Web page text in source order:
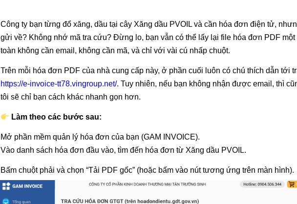
Công ty bạn từng đổ xăng, dầu tại cây Xăng dầu PVOIL và cần hóa đơn điện tử,
gửi về? Không nhớ mã tra cứu? Đừng lo, bạn vẫn có thể lấy lại file hóa đơn PDF một
toàn không cần email, không cần mã, và chỉ với vài cú nhấp chuột.
Trên mỗi hóa đơn PDF của nhà cung cấp này, ở phần cuối luôn có chú thích dẫn tới
https://e-invoice-tt78.vingroup.net/. Tuy nhiên, nếu bạn không nhận được email, thì
tôi sẽ chỉ bạn cách khác nhanh gọn hơn.
Làm theo các bước sau:
Mở phần mềm quản lý hóa đơn của bạn (GAM INVOICE).
Vào danh sách hóa đơn đầu vào, tìm đến hóa đơn từ Xăng dầu PVOIL.
Bấm chuột phải và chọn “Tải PDF gốc” (hoặc bấm vào nút tương ứng trên màn hình).